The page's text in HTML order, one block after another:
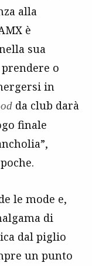
alla
è
sua
o
in
da club darà
finale
le mode e,
di
dal piglio
un punto